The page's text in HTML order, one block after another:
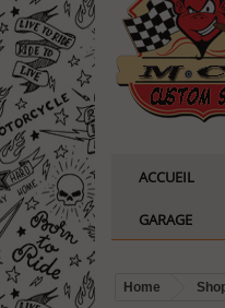
ACCUEIL
GARAGE
Home